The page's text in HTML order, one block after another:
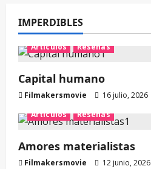
IMPERDIBLES
Artículos Reseñas
Capital humano
Filmakersmovie
16 julio, 2026
Artículos
Reseñas
Amores materialistas
Filmakersmovie
12 junio, 2026